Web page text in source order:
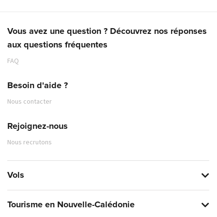
bagage
En savoir plus
En savoir plus
Vous avez une question ? Découvrez nos réponses
aux questions fréquentes
FAQ
Besoin d'aide ?
Nous contacter
Rejoignez-nous
Nous recrutons
Vols
Tourisme en Nouvelle-Calédonie